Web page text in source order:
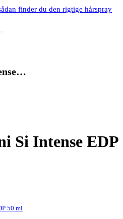
finder du den rigtige hårspray
Si Intense EDP
50 ml